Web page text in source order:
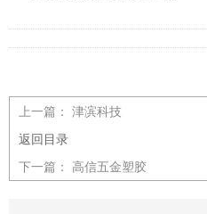
上一篇： 津滨科技
返回目录
下一篇： 高信五金塑胶